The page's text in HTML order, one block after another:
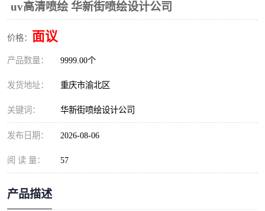
uv高清喷绘 华新街喷绘设计公司
价格： 面议
产品数量： 9999.00个
发货地址： 重庆市渝北区
关键词： 华新街喷绘设计公司
发布日期： 2026-08-06
阅 读 量： 57
产品描述